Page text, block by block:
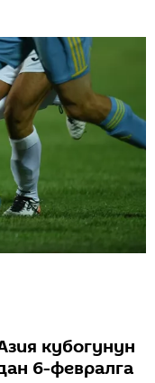
кубогунун
6-февралга